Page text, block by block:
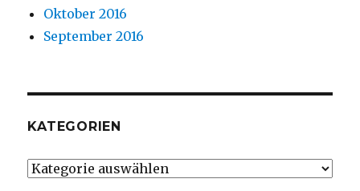
Oktober 2016
September 2016
KATEGORIEN
Kategorien